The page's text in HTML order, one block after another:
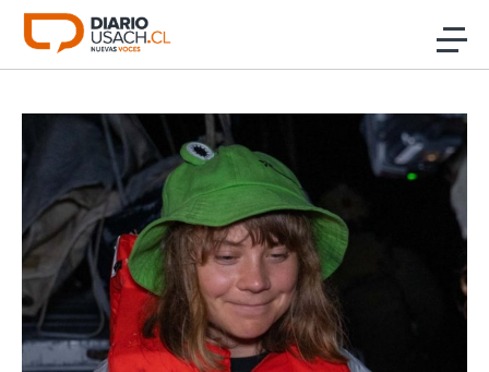
Click acá para ir directamente al contenido
Investigación
Cultura
Programas Radio y TV Usach